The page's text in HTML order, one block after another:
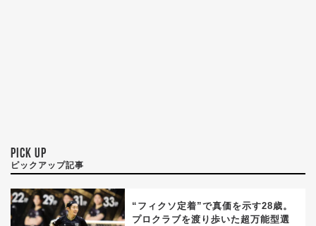
PICK UP
ピックアップ記事
“フィクソ定着”で真価を示す28歳。
プロクラブを渡り歩いた超万能型選